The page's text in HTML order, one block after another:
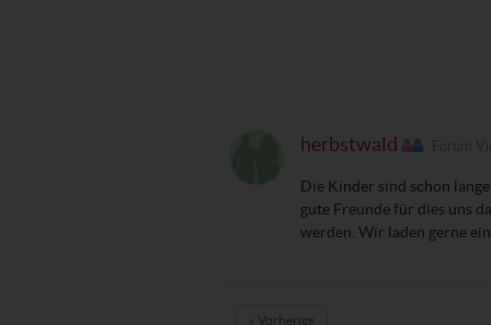
herbstwald
Die Kinder sind schon
gute Freunde für dies uns
werden. Wir laden gerne
« Vorherige